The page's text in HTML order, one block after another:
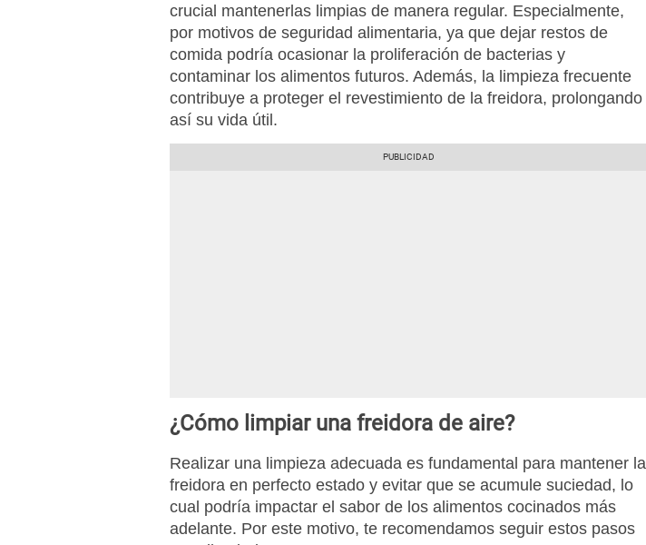
crucial mantenerlas limpias de manera regular. Especialmente,
por motivos de seguridad alimentaria, ya que dejar restos de
comida podría ocasionar la proliferación de bacterias y
contaminar los alimentos futuros. Además, la limpieza frecuente
contribuye a proteger el revestimiento de la freidora, prolongando
así su vida útil.
¿Cómo limpiar una freidora de aire?
Realizar una limpieza adecuada es fundamental para mantener la
freidora en perfecto estado y evitar que se acumule suciedad, lo
cual podría impactar el sabor de los alimentos cocinados más
adelante. Por este motivo, te recomendamos seguir estos pasos